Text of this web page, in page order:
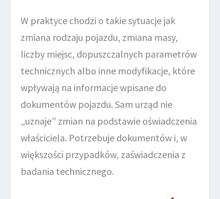
W praktyce chodzi o takie sytuacje jak
zmiana rodzaju pojazdu, zmiana masy,
liczby miejsc, dopuszczalnych parametrów
technicznych albo inne modyfikacje, które
wpływają na informacje wpisane do
dokumentów pojazdu. Sam urząd nie
„uznaje” zmian na podstawie oświadczenia
właściciela. Potrzebuje dokumentów i, w
większości przypadków, zaświadczenia z
badania technicznego.